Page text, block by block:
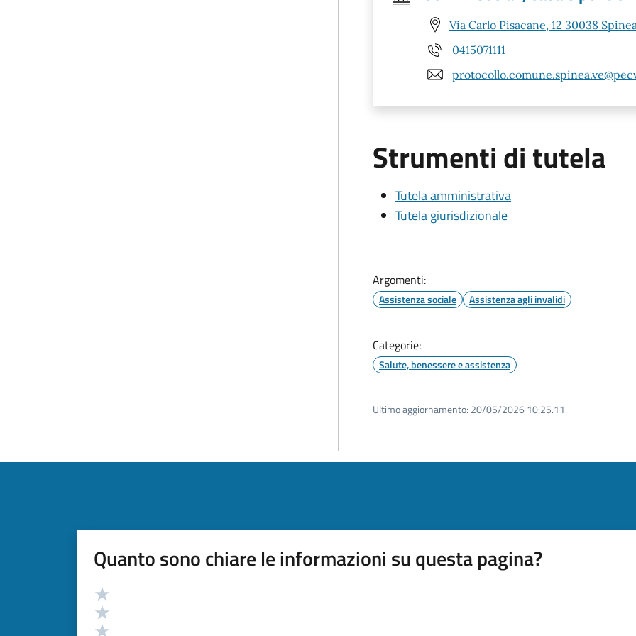
Via Carlo Pisacane, 12 30038
0415071111
Strumenti di tutela
Tutela amministrativa
Tutela giurisdizionale
Argomenti:
Assistenza sociale Assistenza agli invalidi
Categorie:
Salute, benessere e assistenza
Ultimo aggiornamento: 20/05/2026 10:25.11
Quanto sono chiare le informazioni su questa pagina?
Valutazione